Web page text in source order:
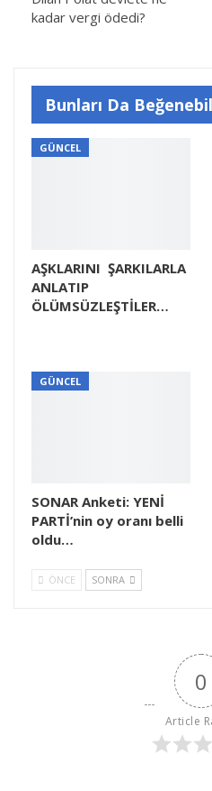
kadar vergi ödedi?
Bunları Da
GÜNCEL
AŞKLARINI ŞARKILARLA
ANLATIP
ÖLÜMSÜZLEŞTİLER…
GÜNCEL
SONAR Anketi: YENİ
PARTİ’nin oy oranı belli
oldu…
ÖNCE SONRA
0
Article